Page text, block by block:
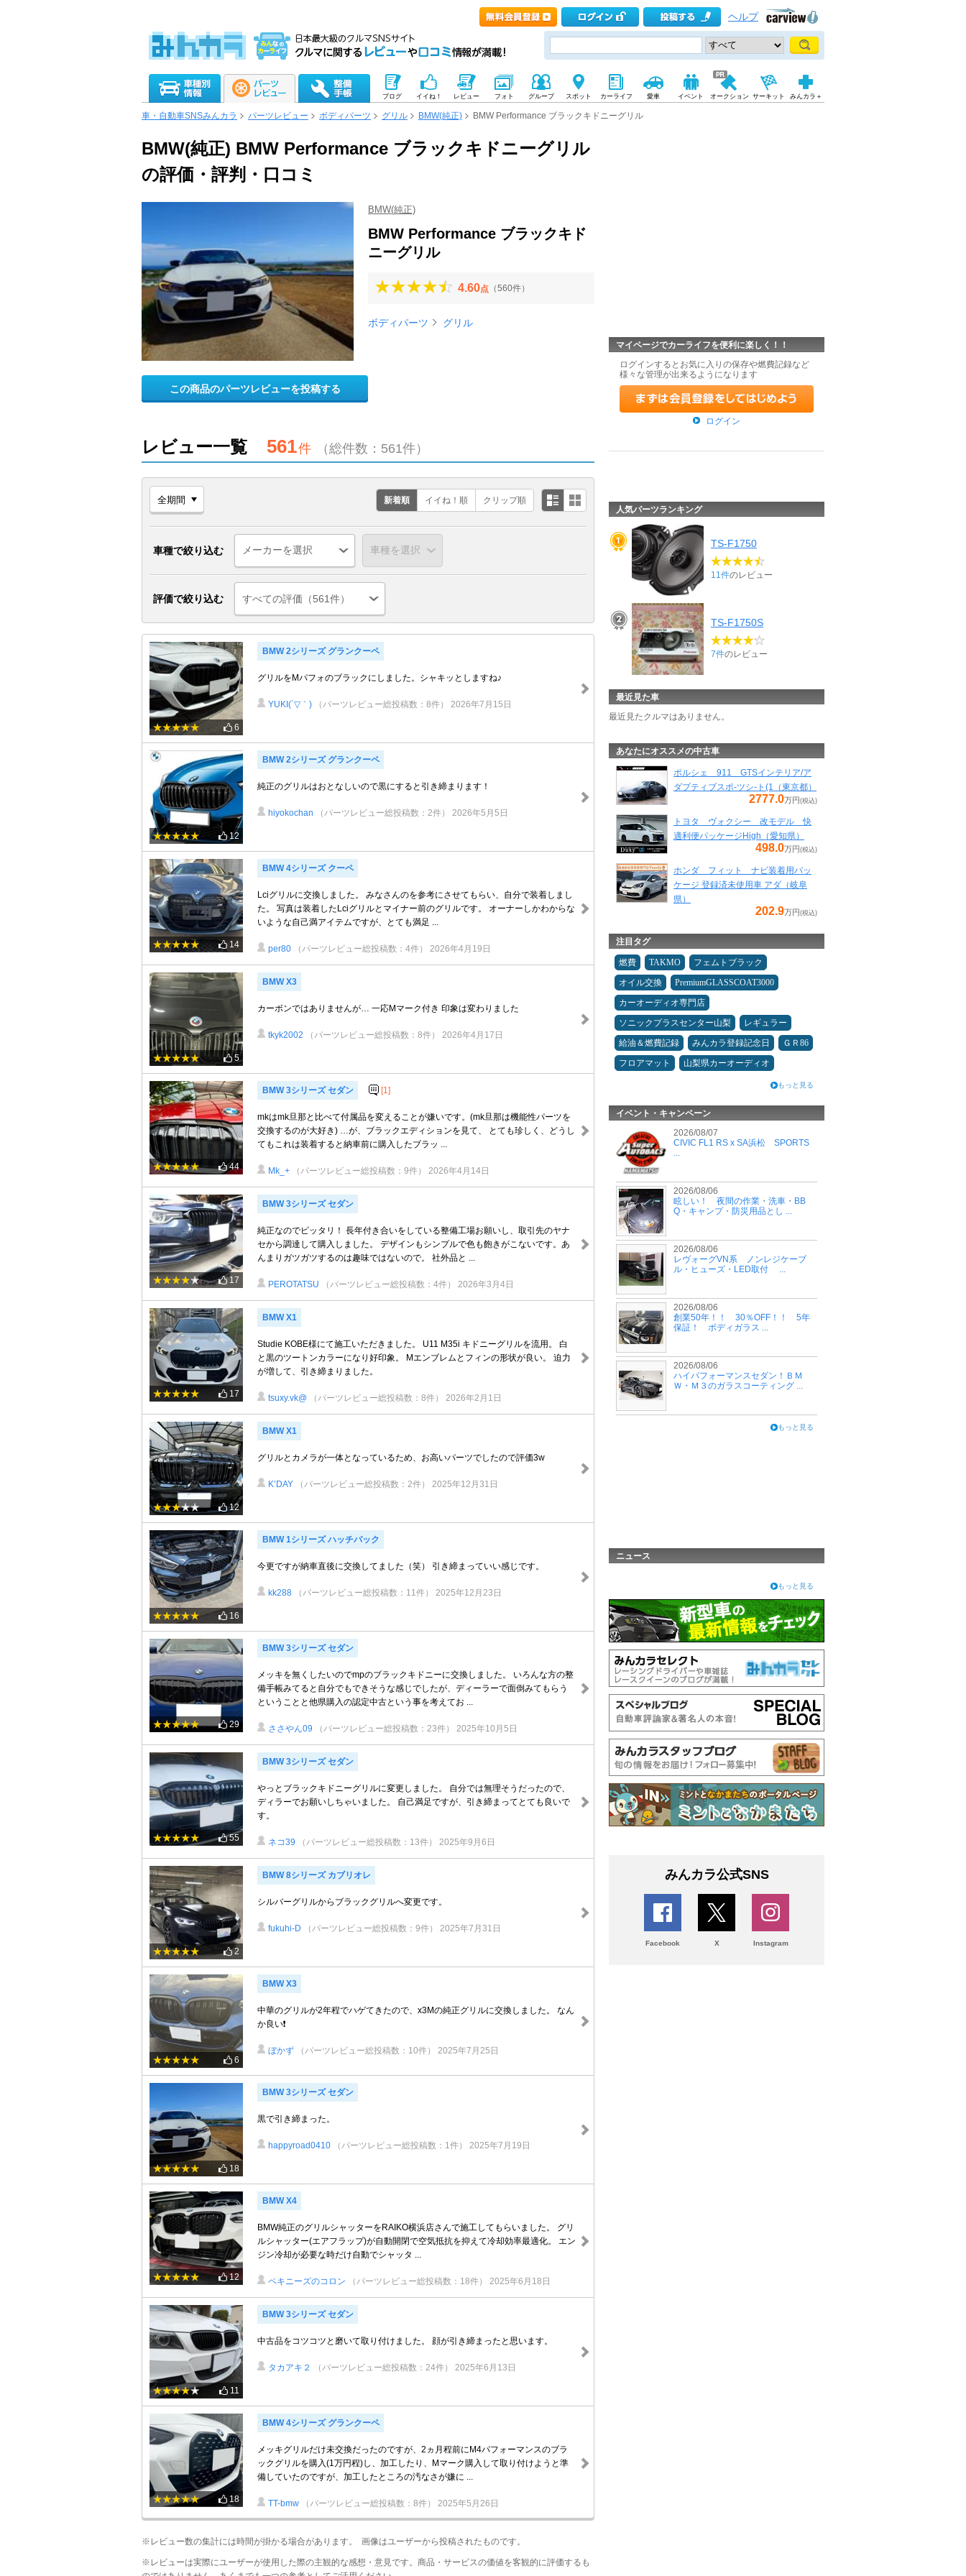
ヘルプ
ブログ イイね！ レビュー フォト グループ スポット カーライフ 愛車 イベント オークション サーキット みんカラ＋
車・自動車SNSみんカラ パーツレビュー ボディパーツ グリル BMW(純正) BMW Performance ブラックキドニーグリル
BMW(純正) BMW Performance ブラックキドニーグリル
の評価・評判・口コミ
BMW(純正)
BMW Performance ブラックキド
ニーグリル
4.60点 （560件）
ボディパーツ グリル
この商品のパーツレビューを投稿する
レビュー一覧 561件 （総件数：561件）
新着順 イイね！順 クリップ順
車種で絞り込む
評価で絞り込む すべての評価（561件）
6
BMW 2シリーズ グランクーペ
グリルをMパフォのブラックにしました。シャキッとしますね♪
YUKI(´▽｀) （パーツレビュー総投稿数：8件） 2026年7月15日
12
BMW 2シリーズ グランクーペ
純正のグリルはおとなしいので黒にすると引き締まります！
hiyokochan （パーツレビュー総投稿数：2件） 2026年5月5日
14
BMW 4シリーズ クーペ
Lciグリルに交換しました。 みなさんのを参考にさせてもらい、自分で装着しまし
た。 写真は装着したLciグリルとマイナー前のグリルです。 オーナーしかわからな
いような自己満アイテムですが、とても満足 ...
per80 （パーツレビュー総投稿数：4件） 2026年4月19日
5
BMW X3
カーボンではありませんが… 一応Mマーク付き 印象は変わりました
tkyk2002 （パーツレビュー総投稿数：8件） 2026年4月17日
44
BMW 3シリーズ セダン [1]
mkはmk旦那と比べて付属品を変えることが嫌いです。(mk旦那は機能性パーツを
交換するのが大好き) …が、ブラックエディションを見て、 とても珍しく、どうし
てもこれは装着すると納車前に購入したブラッ ...
Mk_+ （パーツレビュー総投稿数：9件） 2026年4月14日
17
BMW 3シリーズ セダン
純正なのでピッタリ！ 長年付き合いをしている整備工場お願いし、取引先のヤナ
セから調達して購入しました。 デザインもシンプルで色も飽きがこないです。あ
んまりガツガツするのは趣味ではないので。 社外品と ...
PEROTATSU （パーツレビュー総投稿数：4件） 2026年3月4日
17
BMW X1
Studie KOBE様にて施工いただきました。 U11 M35i キドニーグリルを流用。 白
と黒のツートンカラーになり好印象。 Mエンブレムとフィンの形状が良い。 迫力
が増して、引き締まりました。
tsuxy.vk@ （パーツレビュー総投稿数：8件） 2026年2月1日
12
BMW X1
グリルとカメラが一体となっているため、お高いパーツでしたので評価3w
K’DAY （パーツレビュー総投稿数：2件） 2025年12月31日
16
BMW 1シリーズ ハッチバック
今更ですが納車直後に交換してました（笑） 引き締まっていい感じです。
kk288 （パーツレビュー総投稿数：11件） 2025年12月23日
29
BMW 3シリーズ セダン
メッキを無くしたいのでmpのブラックキドニーに交換しました。 いろんな方の整
備手帳みてると自分でもできそうな感じでしたが、ディーラーで面倒みてもらう
ということと他県購入の認定中古という事を考えてお ...
ささやん09 （パーツレビュー総投稿数：23件） 2025年10月5日
55
BMW 3シリーズ セダン
やっとブラックキドニーグリルに変更しました。 自分では無理そうだったので、
ディラーでお願いしちゃいました。 自己満足ですが、引き締まってとても良いで
す。
ネコ39 （パーツレビュー総投稿数：13件） 2025年9月6日
2
BMW 8シリーズ カブリオレ
シルバーグリルからブラックグリルへ変更です。
fukuhi-D （パーツレビュー総投稿数：9件） 2025年7月31日
6
BMW X3
中華のグリルが2年程でハゲてきたので、x3Mの純正グリルに交換しました。 なん
か良い❗️
ぼかず （パーツレビュー総投稿数：10件） 2025年7月25日
18
BMW 3シリーズ セダン
黒で引き締まった。
happyroad0410 （パーツレビュー総投稿数：1件） 2025年7月19日
12
BMW X4
BMW純正のグリルシャッターをRAIKO横浜店さんで施工してもらいました。 グリ
ルシャッター(エアフラップ)が自動開閉で空気抵抗を抑えて冷却効率最適化。 エン
ジン冷却が必要な時だけ自動でシャッタ ...
ペキニーズのコロン （パーツレビュー総投稿数：18件） 2025年6月18日
11
BMW 3シリーズ セダン
中古品をコツコツと磨いて取り付けました。 顔が引き締まったと思います。
タカアキ２ （パーツレビュー総投稿数：24件） 2025年6月13日
18
BMW 4シリーズ グランクーペ
メッキグリルだけ未交換だったのですが、2ヵ月程前にM4パフォーマンスのブラ
ックグリルを購入(1万円程)し、加工したり、Mマーク購入して取り付けようと準
備していたのですが、加工したところの汚なさが嫌に ...
TT-bmw （パーツレビュー総投稿数：8件） 2025年5月26日
※レビュー数の集計には時間が掛かる場合があります。 画像はユーザーから投稿されたものです。
※レビューは実際にユーザーが使用した際の主観的な感想・意見です。商品・サービスの価値を客観的に評価するも
マイページでカーライフを便利に楽しく！！
ログインするとお気に入りの保存や燃費記録など
様々な管理が出来るようになります
ログイン
人気パーツランキング
TS-F1750
11件のレビュー
TS-F1750S
7件のレビュー
最近見た車
最近見たクルマはありません。
あなたにオススメの中古車
ポルシェ 911 GTSインテリア/ア
ダプティブスポ-ツシ-ト(1（東京都）
2777.0万円(税込)
トヨタ ヴォクシー 改モデル 快
適利便パッケージHigh（愛知県）
498.0万円(税込)
ホンダ フィット ナビ装着用パッ
ケージ 登録済未使用車 アダ（岐阜
県）
202.9万円(税込)
注目タグ
燃費 TAKMO
フェムトブラック
オイル交換
PremiumGLASSCOAT3000
カーオーディオ専門店
ソニックプラスセンター山梨
レギュラー
給油＆燃費記録
みんカラ登録記念日
ＧＲ86
フロアマット
山梨県カーオーディオ
もっと見る
イベント・キャンペーン
2026/08/07
CIVIC FL1 RS x SA浜松 SPORTS
...
2026/08/06
眩しい！ 夜間の作業・洗車・BB
Q・キャンプ・防災用品とし ...
2026/08/06
レヴォーグVN系 ノンレジケーブ
ル・ヒューズ・LED取付 ...
2026/08/06
創業50年！！ 30％OFF！！ 5年
保証！ ボディガラス ...
2026/08/06
ハイパフォーマンスセダン！ＢＭ
Ｗ・Ｍ３のガラスコーティング ...
もっと見る
ニュース
もっと見る
みんカラ公式SNS
Facebook X Instagram